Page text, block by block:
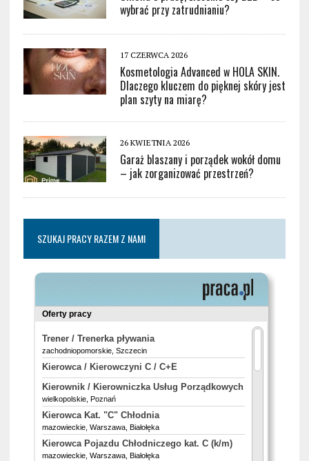
wybrać przy zatrudnianiu?
17 CZERWCA 2026
Kosmetologia Advanced w HOLA SKIN.
Dlaczego kluczem do pięknej skóry jest
plan szyty na miarę?
26 KWIETNIA 2026
Garaż blaszany i porządek wokół domu
– jak zorganizować przestrzeń?
SZUKAJ PRACY RAZEM Z NAMI